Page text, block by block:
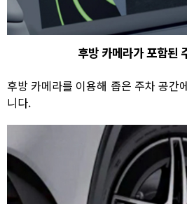
후방 카메라가 포함된
후방 카메라를 이용해 좁은 주차 공간
니다.